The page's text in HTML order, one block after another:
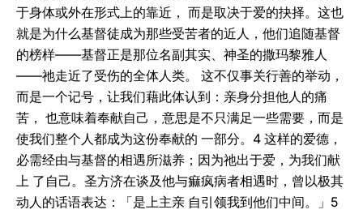
于身体或外在形式上的靠近， 而是取决于爱的抉择。这也
就是为什么基督徒成为那些受苦者的近人，他们追随基督
的榜样——基督正是那位名副其实、神圣的撒玛黎雅人
——祂走近了受伤的全体人类。 这不仅事关行善的举动，
而是一个记号，让我们藉此体认到：亲身分担他人的痛
苦， 也意味着奉献自己，意思是不只满足一些需要，而是
使我们整个人都成为这份奉献的 一部分。4 这样的爱德，
必需经由与基督的相遇所滋养；因为祂出于爱，为我们献
上 了自己。圣方济在谈及他与痲疯病者相遇时，曾以极其
动人的话语表达：「是上主亲 自引领我到他们中间。」5